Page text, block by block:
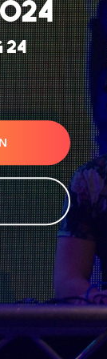
24